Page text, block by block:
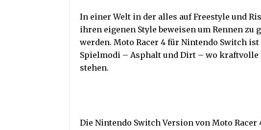
In einer Welt in der alles auf Freestyle und
ihren eigenen Style beweisen um Rennen zu
werden. Moto Racer 4 für Nintendo Switch
Spielmodi – Asphalt und Dirt – wo
stehen.
Die Nintendo Switch Version von Moto Racer